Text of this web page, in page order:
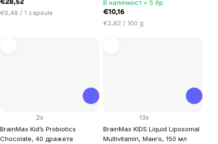
€28,52
Цена
€0,48 / 1 capsule
В наличност > 5 бр.
€10,16
Цена
€2,82 / 100 g
BrainMax Kid’s Probiotics
Chocolate, 40 дражета
2x
BrainMax KIDS Liquid Liposomal
Multivitamin, Манго, 150 мл
13x